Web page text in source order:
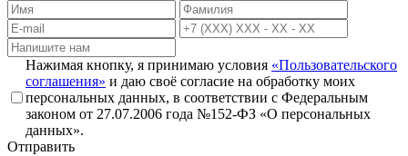
Нажимая кнопку, я принимаю условия «Пользовательского
соглашения» и даю своё согласие на обработку моих
персональных данных, в соответствии с Федеральным
законом от 27.07.2006 года №152-ФЗ «О персональных
данных».
Отправить